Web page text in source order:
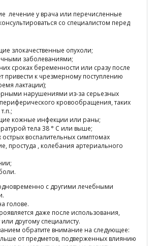
лечение у врача или перечисленные
со специалистом перед
злокачественные опухоли;
заболеваниями;
сроках беременности или сразу после
привести к чрезмерному поступлению
лактации);
нарушениями из-за серьезных
кровообращения, таких
кожные инфекции или раны;
тела 38 ° C или выше;
воспалительных симптомах
простуда , колебания артериального
с другими лечебными
голове.
даже после использования,
другому специалисту.
обратите внимание на следующее:
от предметов, подверженных влиянию